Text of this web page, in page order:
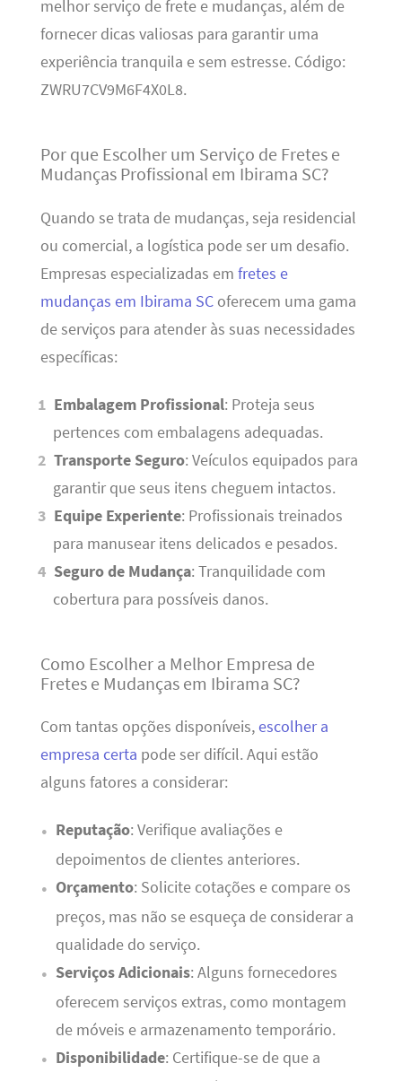
melhor serviço de frete e mudanças, além de
fornecer dicas valiosas para garantir uma
experiência tranquila e sem estresse. Código:
ZWRU7CV9M6F4X0L8.
Por que Escolher um Serviço de Fretes e
Mudanças Profissional em Ibirama SC?
Quando se trata de mudanças, seja residencial
ou comercial, a logística pode ser um desafio.
Empresas especializadas em fretes e
mudanças em Ibirama SCoferecem uma gama
de serviços para atender às suas necessidades
específicas:
Embalagem Profissional: Proteja seus
pertences com embalagens adequadas.
Transporte Seguro: Veículos equipados para
garantir que seus itens cheguem intactos.
Equipe Experiente: Profissionais treinados
para manusear itens delicados e pesados.
Seguro de Mudança: Tranquilidade com
cobertura para possíveis danos.
Como Escolher a Melhor Empresa de
Fretes e Mudanças em Ibirama SC?
Com tantas opções disponíveis,escolher a
empresa certa pode ser difícil. Aqui estão
alguns fatores a considerar:
Reputação: Verifique avaliações e
depoimentos de clientes anteriores.
Orçamento: Solicite cotações e compare os
preços, mas não se esqueça de considerar a
qualidade do serviço.
Serviços Adicionais: Alguns fornecedores
oferecem serviços extras, como montagem
de móveis e armazenamento temporário.
Disponibilidade: Certifique-se de que a